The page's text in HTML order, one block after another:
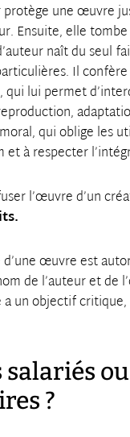
une œuvre
Ensuite, elle
naît du seul
Il confère
lui permet
qui oblige les
et à respecter
l’œuvre d’un
œuvre est
de l’auteur et de
un objectif critique,
salariés ou
?